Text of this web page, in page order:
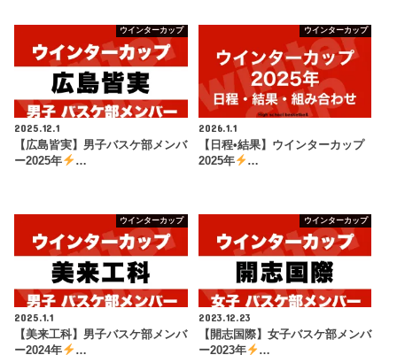
ウインターカップ
2025.12.1
【広島皆実】男子バスケ部メンバ
ー2025年
…
ウインターカップ
2026.1.1
【日程•結果】ウインターカップ
2025年
…
ウインターカップ
2025.1.1
【美来工科】男子バスケ部メンバ
ー2024年
…
ウインターカップ
2023.12.23
【開志国際】女子バスケ部メンバ
ー2023年
…